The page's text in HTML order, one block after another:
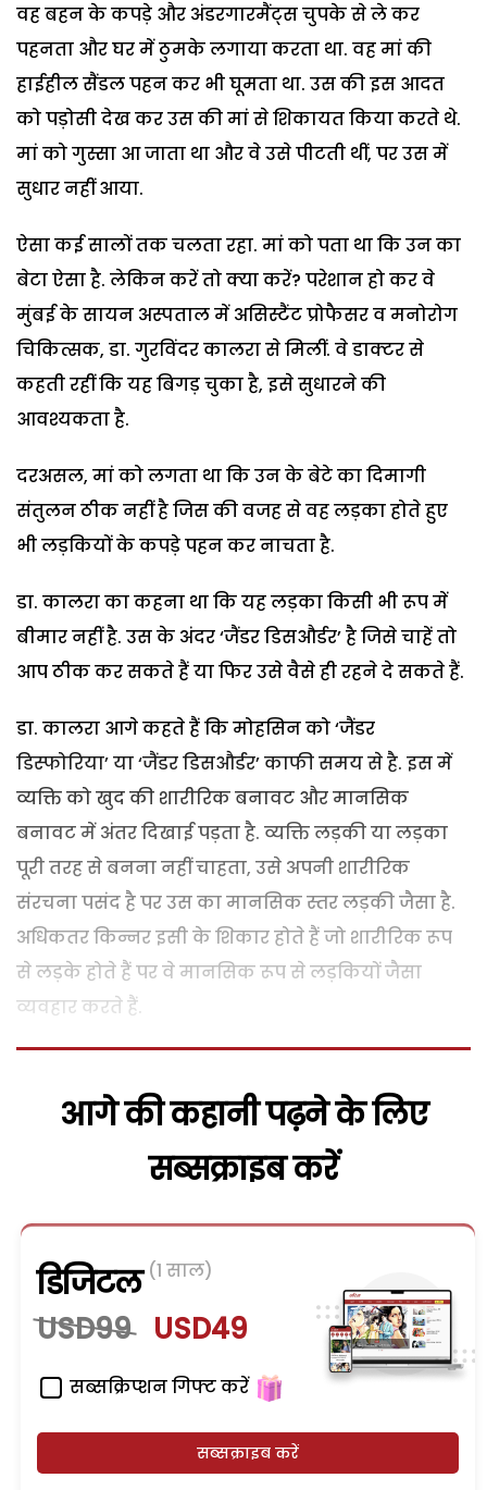
वह बहन के कपड़े और अंडरगारमैंट्स चुपके से ले कर
पहनता और घर में ठुमके लगाया करता था. वह मां की
हाईहील सैंडल पहन कर भी घूमता था. उस की इस आदत
को पड़ोसी देख कर उस की मां से शिकायत किया करते थे.
मां को गुस्सा आ जाता था और वे उसे पीटती थीं, पर उस में
सुधार नहीं आया.
ऐसा कई सालों तक चलता रहा. मां को पता था कि उन का
बेटा ऐसा है. लेकिन करें तो क्या करें? परेशान हो कर वे
मुंबई के सायन अस्पताल में असिस्टैंट प्रोफैसर व मनोरोग
चिकित्सक, डा. गुरविंदर कालरा से मिलीं. वे डाक्टर से
कहती रहीं कि यह बिगड़ चुका है, इसे सुधारने की
आवश्यकता है.
दरअसल, मां को लगता था कि उन के बेटे का दिमागी
संतुलन ठीक नहीं है जिस की वजह से वह लड़का होते हुए
भी लड़कियों के कपड़े पहन कर नाचता है.
डा. कालरा का कहना था कि यह लड़का किसी भी रूप में
बीमार नहीं है. उस के अंदर ‘जैंडर डिसऔर्डर’ है जिसे चाहें तो
आप ठीक कर सकते हैं या फिर उसे वैसे ही रहने दे सकते हैं.
डा. कालरा आगे कहते हैं कि मोहसिन को ‘जैंडर
डिस्फोरिया’ या ‘जैंडर डिसऔर्डर’ काफी समय से है. इस में
व्यक्ति को खुद की शारीरिक बनावट और मानसिक
बनावट में अंतर दिखाई पड़ता है. व्यक्ति लड़की या लड़का
पूरी तरह से बनना नहीं चाहता, उसे अपनी शारीरिक
संरचना पसंद है पर उस का मानसिक स्तर लड़की जैसा है.
अधिकतर किन्नर इसी के शिकार होते हैं जो शारीरिक रूप
से लड़के होते हैं पर वे मानसिक रूप से लड़कियों जैसा
व्यवहार करते हैं.
आगे की कहानी पढ़ने के लिए
सब्सक्राइब करें
डिजिटल (1 साल)
USD99 USD49
सब्सक्रिप्शन गिफ्ट करें
सब्सक्राइब करें